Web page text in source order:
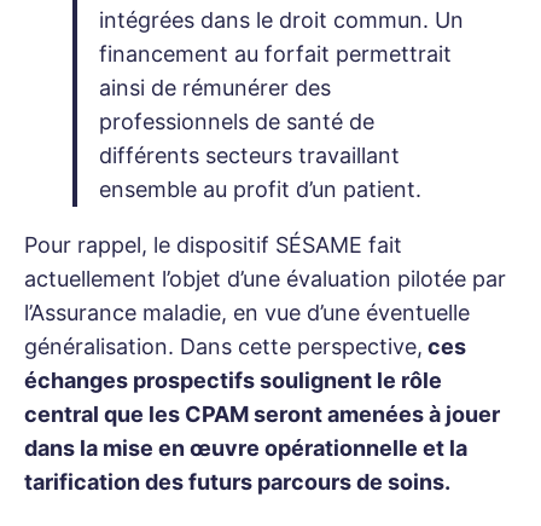
intégrées dans le droit commun. Un
financement au forfait permettrait
ainsi de rémunérer des
professionnels de santé de
différents secteurs travaillant
ensemble au profit d’un patient.
Pour rappel, le dispositif SÉSAME fait
actuellement l’objet d’une évaluation pilotée par
l’Assurance maladie, en vue d’une éventuelle
généralisation. Dans cette perspective, ces
échanges prospectifs soulignent le rôle
central que les CPAM seront amenées à jouer
dans la mise en œuvre opérationnelle et la
tarification des futurs parcours de soins.